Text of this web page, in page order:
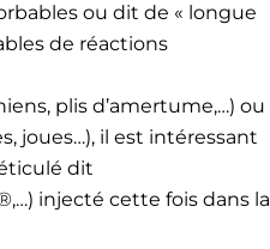
ou dit de « longue
de réactions
plis d’amertume,…) ou
joues…), il est intéressant
dit
injecté cette fois dans la